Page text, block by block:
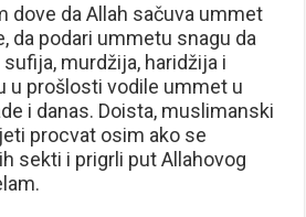
dove da Allah sačuva ummet
da podari ummetu snagu da
murdžija, haridžija i
u prošlosti vodile ummet u
i danas. Doista, muslimanski
procvat osim ako se
sekti i prigrli put Allahovog